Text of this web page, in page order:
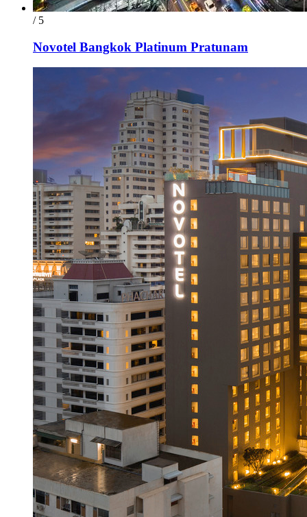
/ 5
Novotel Bangkok Platinum Pratunam